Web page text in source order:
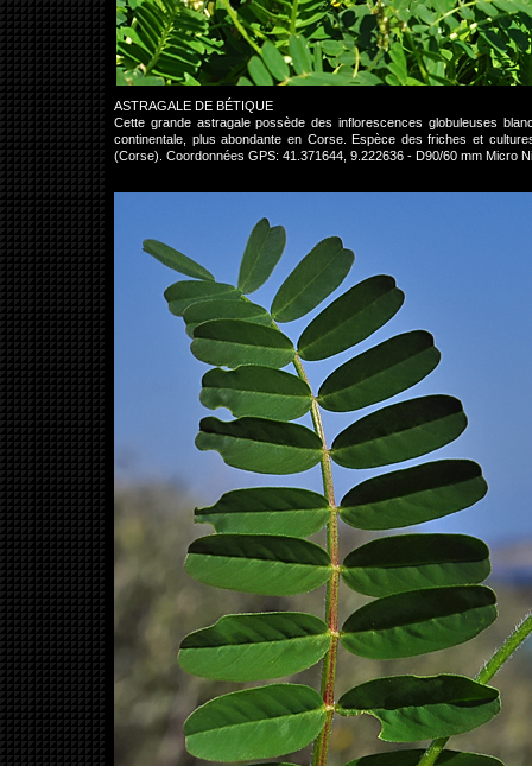
ASTRAGALE DE BÉTIQUE
Cette grande astragale possède des inflorescences globuleuses
continentale, plus abondante en Corse. Espèce des friches et
(Corse). Coordonnées GPS: 41.371644, 9.222636 - D90/60 mm Micro